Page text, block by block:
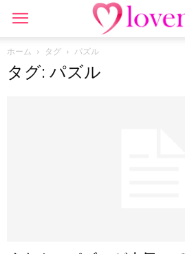
ホーム タグ パズル
タグ: パズル